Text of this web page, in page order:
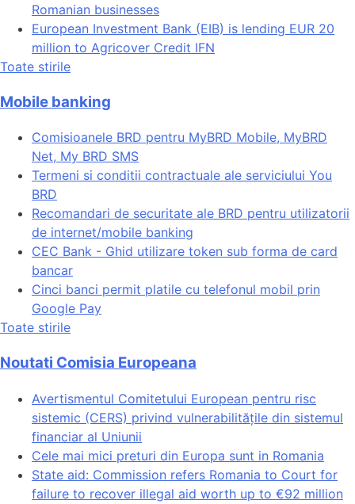
Romanian businesses
European Investment Bank (EIB) is lending EUR 20
million to Agricover Credit IFN
Toate stirile
Mobile banking
Comisioanele BRD pentru MyBRD Mobile, MyBRD
Net, My BRD SMS
Termeni si conditii contractuale ale serviciului You
BRD
Recomandari de securitate ale BRD pentru utilizatorii
de internet/mobile banking
CEC Bank - Ghid utilizare token sub forma de card
bancar
Cinci banci permit platile cu telefonul mobil prin
Google Pay
Toate stirile
Noutati Comisia Europeana
Avertismentul Comitetului European pentru risc
sistemic (CERS) privind vulnerabilitățile din sistemul
financiar al Uniunii
Cele mai mici preturi din Europa sunt in Romania
State aid: Commission refers Romania to Court for
failure to recover illegal aid worth up to €92 million